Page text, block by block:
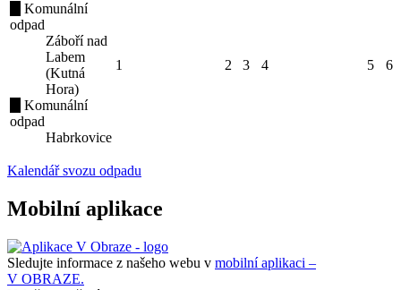
Komunální
odpad
Záboří nad
Labem
(Kutná
Hora)
Komunální
odpad
Habrkovice
1 2 3 4 5 6
Kalendář svozu odpadu
Mobilní aplikace
Sledujte informace z našeho webu v mobilní aplikaci –
V OBRAZE.